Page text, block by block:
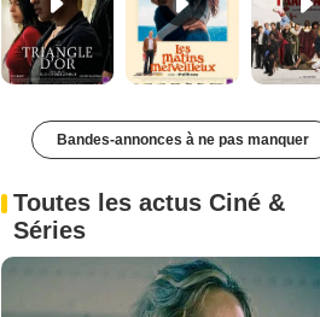
Bandes-annonces à ne pas manquer
Toutes les actus Ciné &
Séries